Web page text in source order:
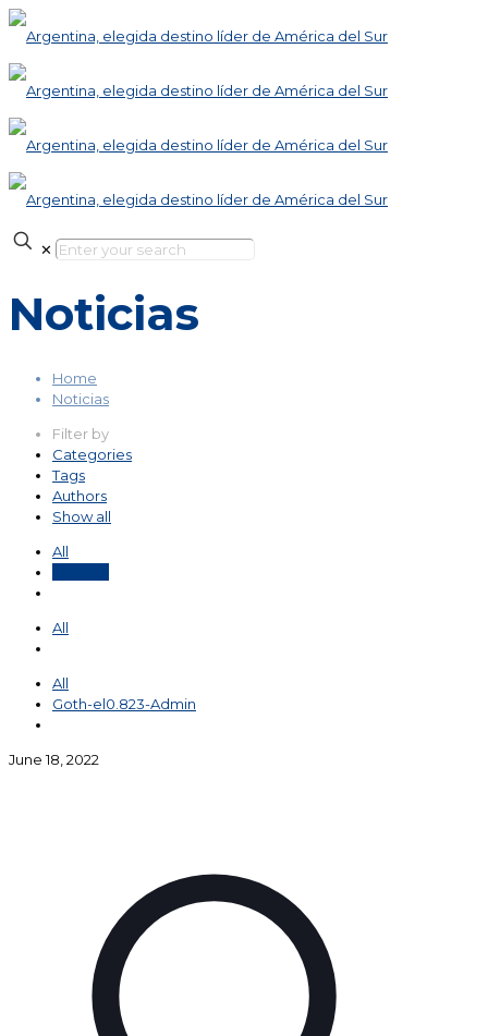
✕
Noticias
Home
Noticias
Filter by
Categories
Tags
Authors
Show all
All
All
All
Goth-el0.823-Admin
June 18, 2022